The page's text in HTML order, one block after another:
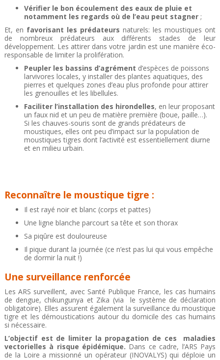
Vérifier le bon écoulement des eaux de pluie et
notamment les regards où de l’eau peut stagner;
Et, en favorisant les prédateurs naturels: les moustiques ont
de nombreux prédateurs aux différents stades de leur
développement. Les attirer dans votre jardin est une manière éco-
responsable de limiter la prolifération.
Peupler les bassins d’agrément d’espèces de poissons
larvivores locales, y installer des plantes aquatiques, des
pierres et quelques zones d’eau plus profonde pour attirer
les grenouilles et les libellules.
Faciliter l’installation des hirondelles, en leur proposant
un faux nid et un peu de matière première (boue, paille…).
Si les chauves-souris sont de grands prédateurs de
moustiques, elles ont peu d’impact sur la population de
moustiques tigres dont l’activité est essentiellement diurne
et en milieu urbain.
Reconnaître le moustique tigre :
Il est rayé noir et blanc (corps et pattes)
Une ligne blanche parcourt sa tête et son thorax
Sa piqûre est douloureuse
Il pique durant la journée (ce n’est pas lui qui vous empêche
de dormir la nuit !)
Une surveillance renforcée
Les ARS surveillent, avec Santé Publique France, les cas humains
de dengue, chikungunya et Zika (via le système de déclaration
obligatoire). Elles assurent également la surveillance du moustique
tigre et les démoustications autour du domicile des cas humains
si nécessaire.
L’objectif est de limiter la propagation de ces maladies
vectorielles à risque épidémique. Dans ce cadre, l’ARS Pays
de la Loire a missionné un opérateur (INOVALYS) qui déploie un